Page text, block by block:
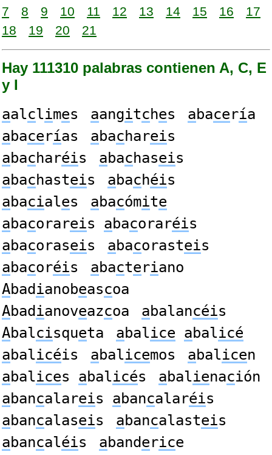
7
8 9 10 11 12 13 14 15 16
17
18
19 20 21
Hay 111310 palabras contienen A, C, E
y I
aalclimes aangitches abacería
abacerías abachareis
abacharéis abachaseis
abachasteis abachéis
abaciales abacómite
abacorareis abacoraréis
abacoraseis abacorasteis
abacoréis abacteriano
Abad ianobeascoa
Abad ianoveazcoa abalancéis
Abalcisqueta abalice abalicé
abalicéis abalicemos abalicen
abalices abalicés abalienación
abancalareis abancalaréis
abancalaseis abancalasteis
abancaléis abanderice